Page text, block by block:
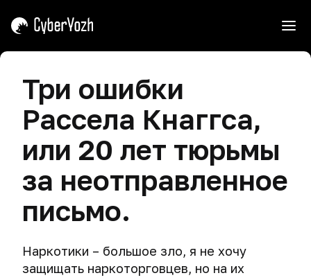
Советы
по
работе
с
курсом
Щит,
Почему
учим
Угрозы
Опасный
поиск
Телеметрия
данных
Нарушение
Как
ловят
хакеров
Как
хакеров
Роковые
ошибки
киберпреступников
Основные
безопасность
и
Виртуальные
Виртуальная
Пароль
Три ошибки
Рассела Кнаггса,
или 20 лет тюрьмы
за неотправленное
письмо.
Наркотики – большое зло, я не хочу
защищать наркоторговцев, но на их